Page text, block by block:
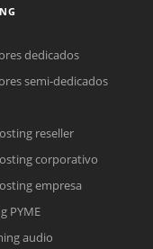
Complete el formulario
dedicados
semi-dedicados
reseller
corporativo
empresa
PYME
audio